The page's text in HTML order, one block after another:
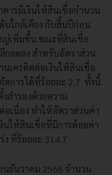
ารมีเงินให้สินเชื่อจำนวน
บใกล้เคียง กับสิ้นปีก่อน
ญ่เพิ่มขึ้น ขณะที่สินเชื่อ
กลดลง สำหรับอัตราส่วน
เครดิตต่อเงินให้สินเชื่อ
ดการได้ที่ร้อยละ 2.7 ทั้งนี้
สำรองด้วยความ
เนื่อง ทำให้อัตราส่วนค่า
นให้สินเชื่อที่มีการด้อยค่า
ที่ร้อยละ 314.7
ธันวาคม 2566 จำนวน